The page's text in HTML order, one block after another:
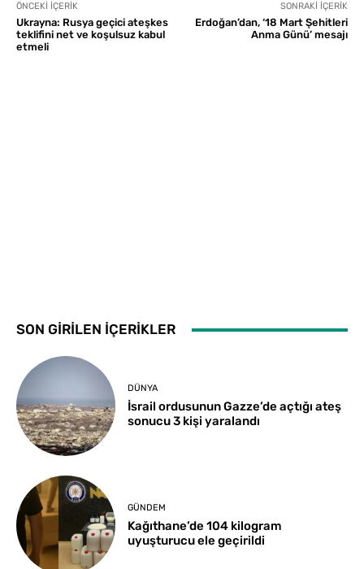
ÖNCEKI İÇERIK
Ukrayna: Rusya geçici ateşkes
teklifini net ve koşulsuz kabul
etmeli
SONRAKI İÇERIK
Erdoğan’dan, ‘18 Mart Şehitleri
Anma Günü’ mesajı
SON GİRİLEN İÇERİKLER
DÜNYA
İsrail ordusunun Gazze’de açtığı ateş
sonucu 3 kişi yaralandı
GÜNDEM
Kağıthane’de 104 kilogram
uyuşturucu ele geçirildi